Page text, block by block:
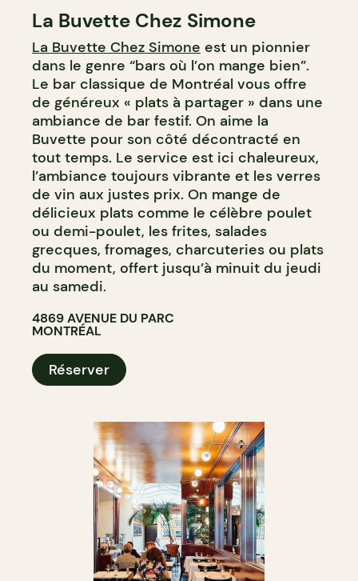
BAR À VIN
La Buvette Chez Simone
La Buvette Chez Simone est un pionnier
dans le genre “bars où l’on mange bien”.
Le bar classique de Montréal vous offre
de généreux « plats à partager » dans une
ambiance de bar festif. On aime la
Buvette pour son côté décontracté en
tout temps. Le service est ici chaleureux,
l’ambiance toujours vibrante et les verres
de vin aux justes prix. On mange de
délicieux plats comme le célèbre poulet
ou demi-poulet, les frites, salades
grecques, fromages, charcuteries ou plats
du moment, offert jusqu’à minuit du jeudi
au samedi.
4869 AVENUE DU PARC
MONTRÉAL
Réserver